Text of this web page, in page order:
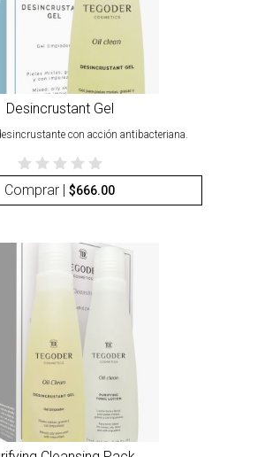
Desincrustant Gel
con acción antibacteriana.
Comprar |$666.00